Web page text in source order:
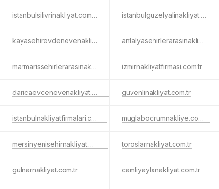
istanbulsilivrinakliyat.com.tr istanbulguzelyalinakliyat.com.tr
kayasehirevdenevenakliyat.com.tr antalyasehirlerarasinakliyatt.com.tr
marmarissehirlerarasinakliye.com.tr izmirnakliyatfirmasi.com.tr
daricaevdenevenakliyat.com.tr guvenlinakliyat.com.tr
istanbulnakliyatfirmalari.com.tr muglabodrumnakliye.com.tr
mersinyenisehirnakliyat.com.tr toroslarnakliyat.com.tr
gulnarnakliyat.com.tr camliyaylanakliyat.com.tr